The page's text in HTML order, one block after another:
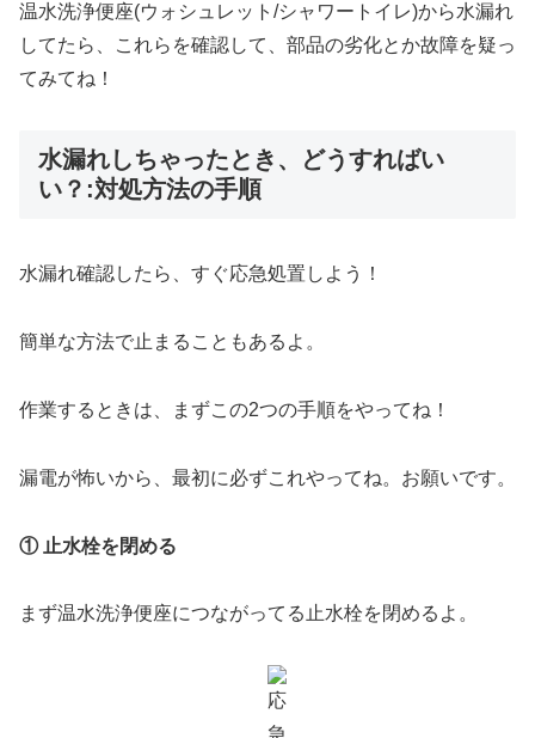
温水洗浄便座(ウォシュレット/シャワートイレ)から水漏れ
してたら、これらを確認して、部品の劣化とか故障を疑っ
てみてね！
水漏れしちゃったとき、どうすればい
い？:対処方法の手順
水漏れ確認したら、すぐ応急処置しよう！
簡単な方法で止まることもあるよ。
作業するときは、まずこの2つの手順をやってね！
漏電が怖いから、最初に必ずこれやってね。お願いです。
① 止水栓を閉める
まず温水洗浄便座につながってる止水栓を閉めるよ。